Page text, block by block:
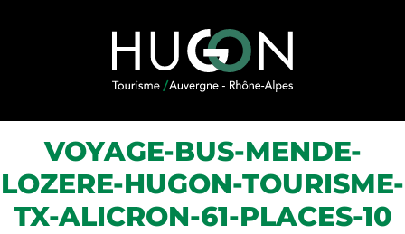
VOYAGE-BUS-MENDE-
LOZERE-HUGON-TOURISME-
TX-ALICRON-61-PLACES-10